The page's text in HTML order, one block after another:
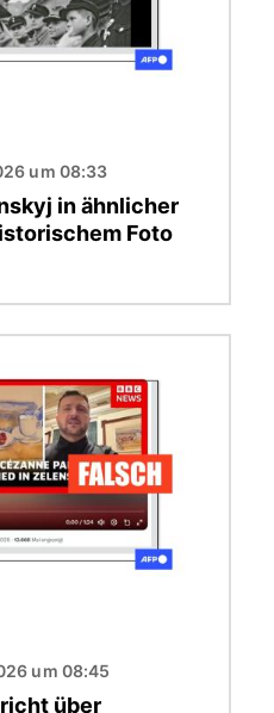
um 08:33
in ähnlicher
Foto
um 08:45
über